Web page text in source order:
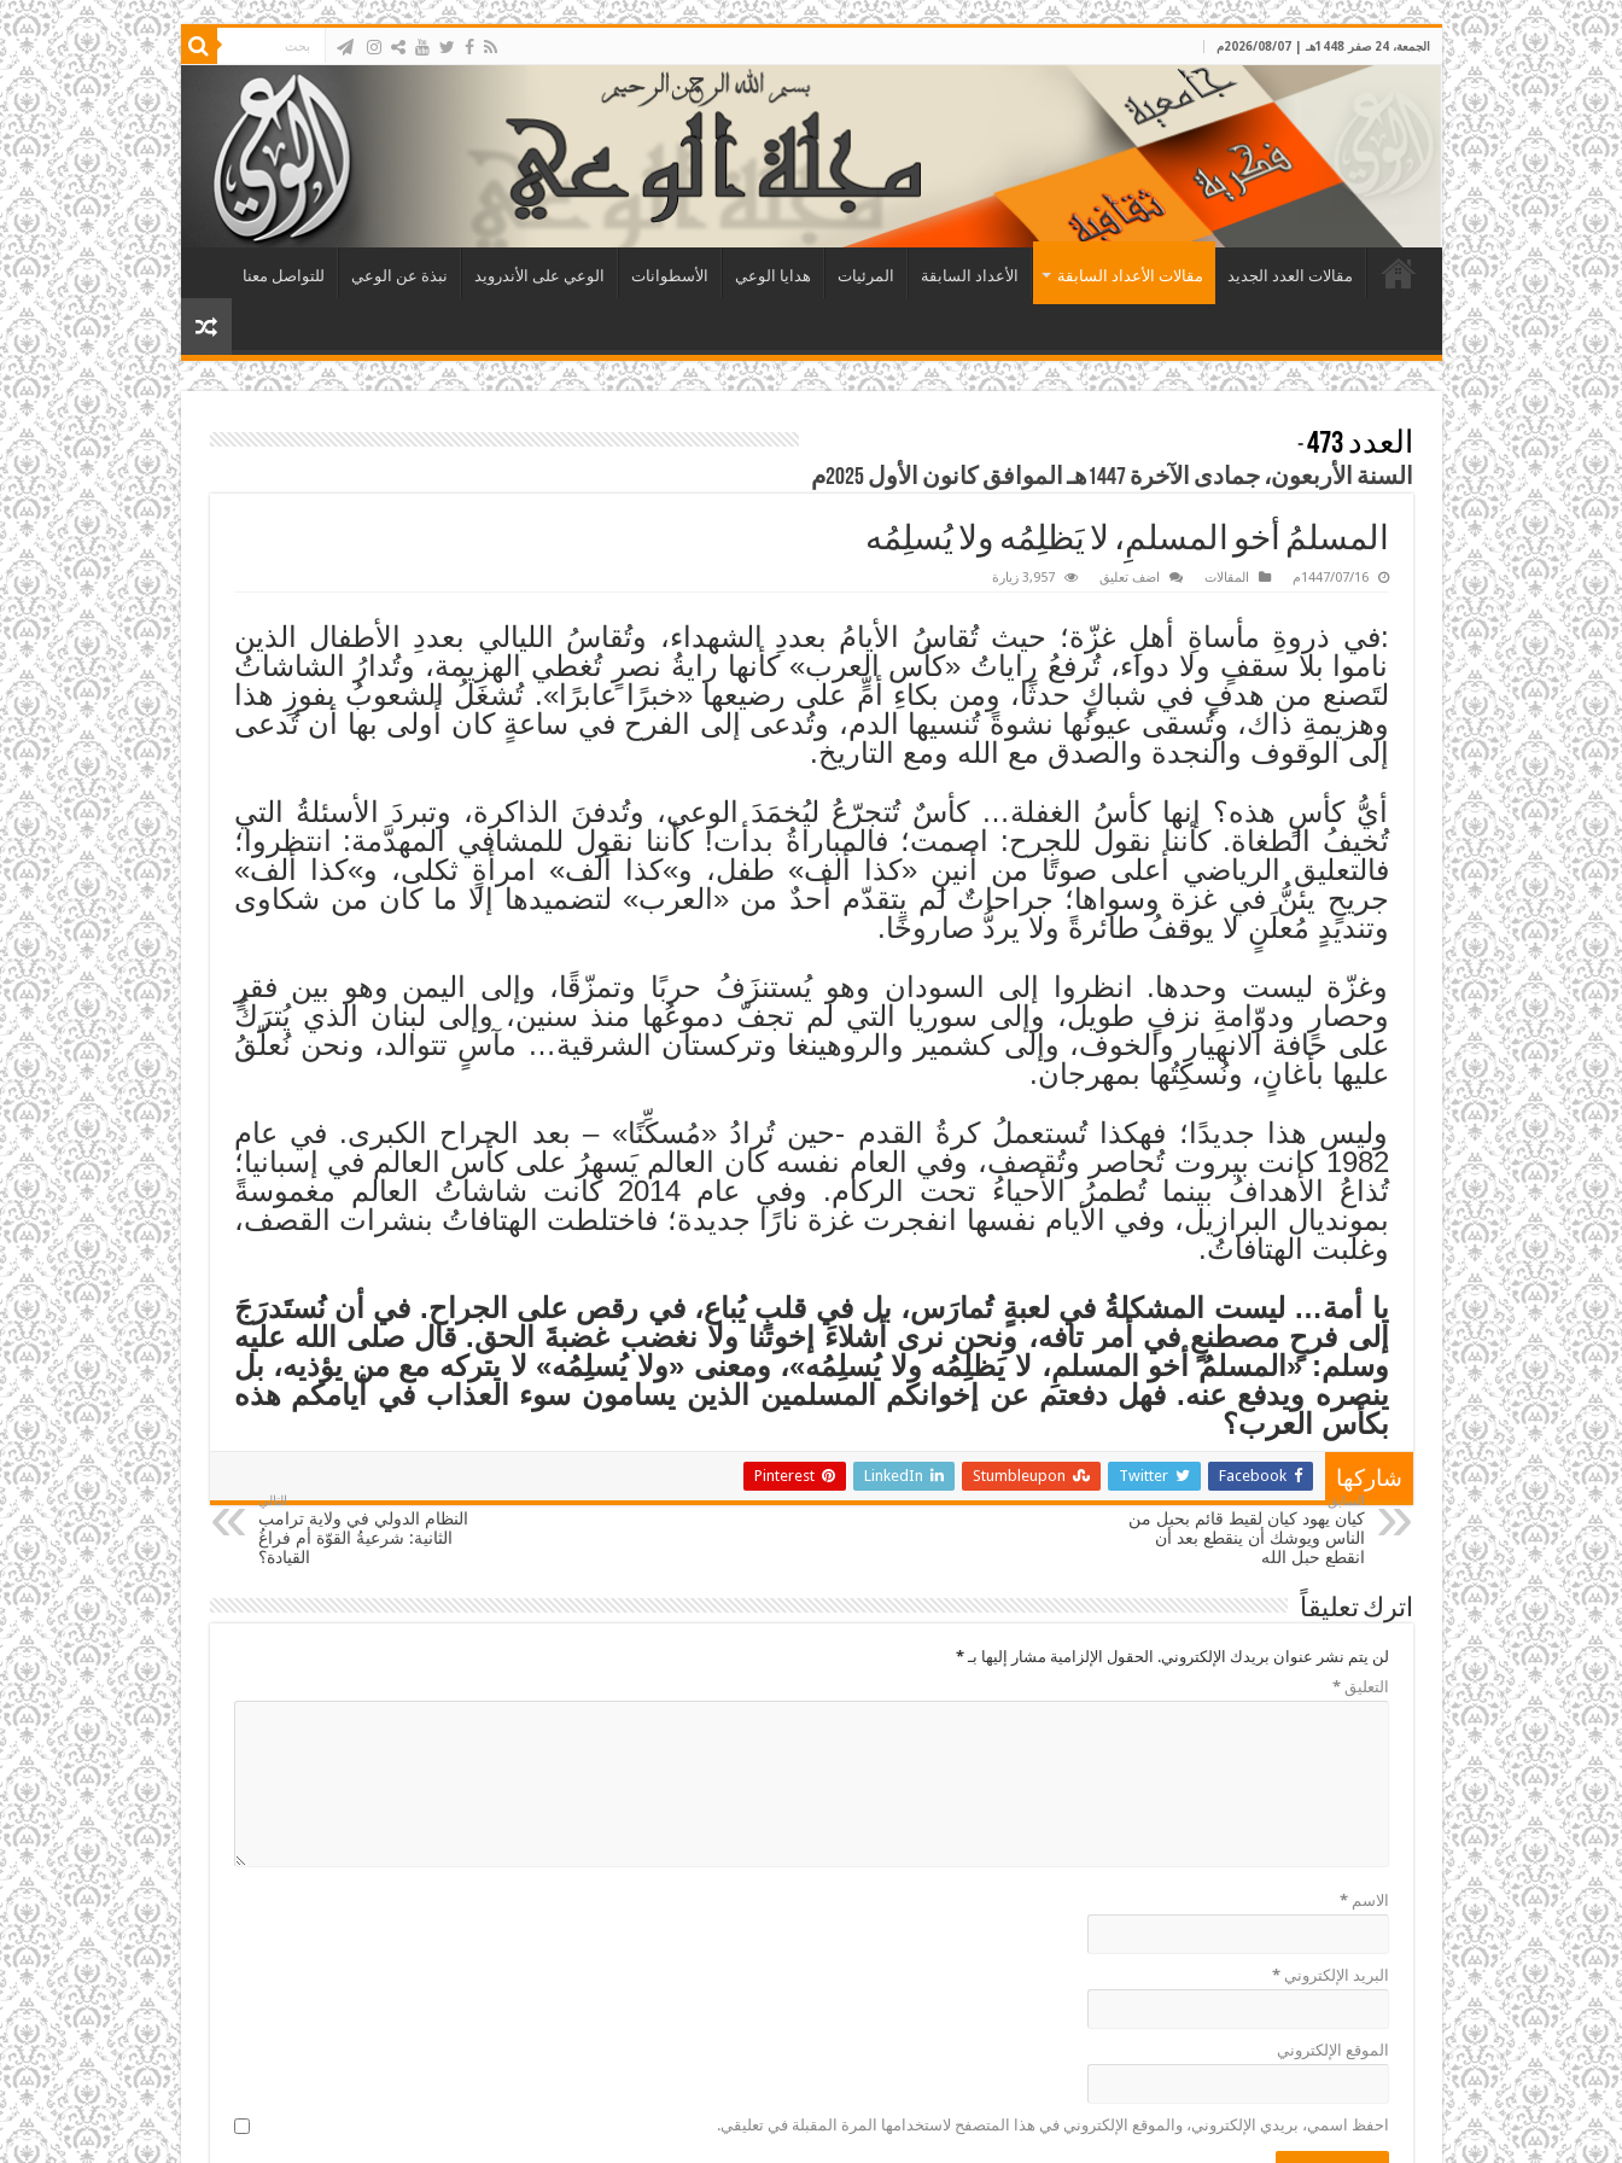
الجمعة، 24 صفر 1448هـ | 2026/08/07م
مقالات العدد الجديد مقالات الأعداد السابقة الأعداد السابقة المرئيات هدايا الوعي الأسطوانات الوعي على الأندرويد نبذة عن الوعي للتواصل معنا
العدد 473
-
السنة الأربعون، جمادى الآخرة 1447هـ الموافق كانون الأول 2025م
المسلمُ أخو المسلمِ، لا يَظلِمُه ولا يُسلِمُه
1447/07/16م المقالات اضف تعليق 3,957 زيارة
:في ذروةِ مأساةِ أهلِ غزّة؛ حيث تُقاسُ الأيامُ بعددِ الشهداء، وتُقاسُ الليالي بعددِ الأطفال الذين
ناموا بلا سقفٍ ولا دواء، تُرفعُ راياتُ «كأس العرب» كأنها رايةُ نصرٍ تُغطي الهزيمة، وتُدارُ الشاشاتُ
لتَصنع من هدفٍ في شباكٍ حدثًا، ومن بكاءِ أمٍّ على رضيعها «خبرًا عابرًا». تُشغَلُ الشعوبُ بفوزِ هذا
وهزيمةِ ذاك، وتُسقى عيونُها نشوةً تُنسيها الدم، وتُدعى إلى الفرح في ساعةٍ كان أَولى بها أن تُدعى
إلى الوقوف والنجدة والصدق مع الله ومع التاريخ.
أيُّ كأسٍ هذه؟ إنها كأسُ الغفلة… كأسٌ تُتجرّعُ ليُخمَدَ الوعي، وتُدفنَ الذاكرة، وتبردَ الأسئلةُ التي
تُخيفُ الطغاة. كأننا نقول للجرح: اصمت؛ فالمباراةُ بدأت! كأننا نقول للمشافي المهدَّمة: انتظروا؛
فالتعليق الرياضي أعلى صوتًا من أنينِ «كذا ألف» طفل، و»كذا ألف» امرأةٍ ثكلى، و»كذا ألف»
جريحٍ يئنُّ في غزة وسواها؛ جراحاتٌ لم يتقدّم أحدٌ من «العرب» لتضميدها إلا ما كان من شكاوى
وتنديدٍ مُعلَنٍ لا يوقفُ طائرةً ولا يردُّ صاروخًا.
وغزّة ليست وحدها. انظروا إلى السودان وهو يُستنزَفُ حربًا وتمزّقًا، وإلى اليمن وهو بين فقرٍ
وحصارٍ ودوّامةِ نزفٍ طويل، وإلى سوريا التي لم تجفّ دموعُها منذ سنين، وإلى لبنان الذي يُترَكُ
على حافة الانهيار والخوف، وإلى كشمير والروهينغا وتركستان الشرقية… مآسٍ تتوالد، ونحن نُعلّقُ
عليها بأغانٍ، ونُسكِتُها بمهرجان.
وليس هذا جديدًا؛ فهكذا تُستعملُ كرةُ القدم -حين تُرادُ «مُسكِّنًا» – بعد الجراح الكبرى. في عام
1982 كانت بيروت تُحاصر وتُقصف، وفي العام نفسه كان العالم يَسهرُ على كأس العالم في إسبانيا؛
تُذاعُ الأهدافُ بينما تُطمرُ الأحياءُ تحت الركام. وفي عام 2014 كانت شاشاتُ العالم مغموسةً
بمونديال البرازيل، وفي الأيام نفسها انفجرت غزة نارًا جديدة؛ فاختلطت الهتافاتُ بنشرات القصف،
وغلبت الهتافاتُ.
يا أمة… ليست المشكلةُ في لعبةٍ تُمارَس، بل في قلبٍ يُباع، في رقص على الجراح. في أن نُستَدرَجَ
إلى فرحٍ مصطنعٍ في أمر تافه، ونحن نرى أشلاءَ إخوتنا ولا نغضب غضبةَ الحق. قالصلى الله عليه
وسلم: «المسلمُ أخو المسلمِ، لا يَظلِمُه ولا يُسلِمُه»، ومعنى «ولا يُسلِمُه» لا يتركه مع من يؤذيه، بل
ينصره ويدفع عنه. فهل دفعتم عن إخوانكم المسلمين الذين يسامون سوء العذاب في أيامكم هذه
بكأس العرب؟
شاركها Facebook
Twitter
Stumbleupon
LinkedIn
Pinterest
السابق
كيان يهود كيان لقيط قائم بحبل من
الناس ويوشك أن ينقطع بعد أن
انقطع حبل الله
التالي
النظام الدولي في ولاية ترامب
الثانية: شرعيةُ القوّة أم فراغُ
القيادة؟
اترك تعليقاً
لن يتم نشر عنوان بريدك الإلكتروني. الحقول الإلزامية مشار إليها بـ*
التعليق*
الاسم*
البريد الإلكتروني*
الموقع الإلكتروني
احفظ اسمي، بريدي الإلكتروني، والموقع الإلكتروني في هذا المتصفح لاستخدامها المرة المقبلة في تعليقي.